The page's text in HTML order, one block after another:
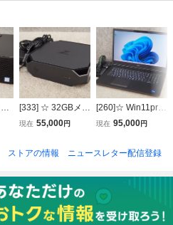
[333] ☆ 32GBメモ
リ！☆ hp Z2 Mini
3.30GHz/32GB/S
uadro T1000
現在 55,000円
[260]☆ Win11pro
認証済☆ Dell Pre
GHz/32GB/SSD
DIA RTX A3000
☆ 17.3インチ 192
0×1080
現在 95,000円
ストアの情報 ニュースレター配信登録